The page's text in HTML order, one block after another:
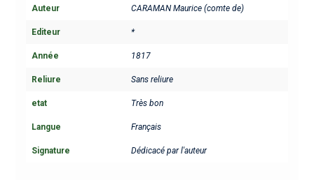
Auteur CARAMAN Maurice (comte de)
Editeur *
Année 1817
Reliure Sans reliure
etat Très bon
Langue Français
Signature Dédicacé par l'auteur